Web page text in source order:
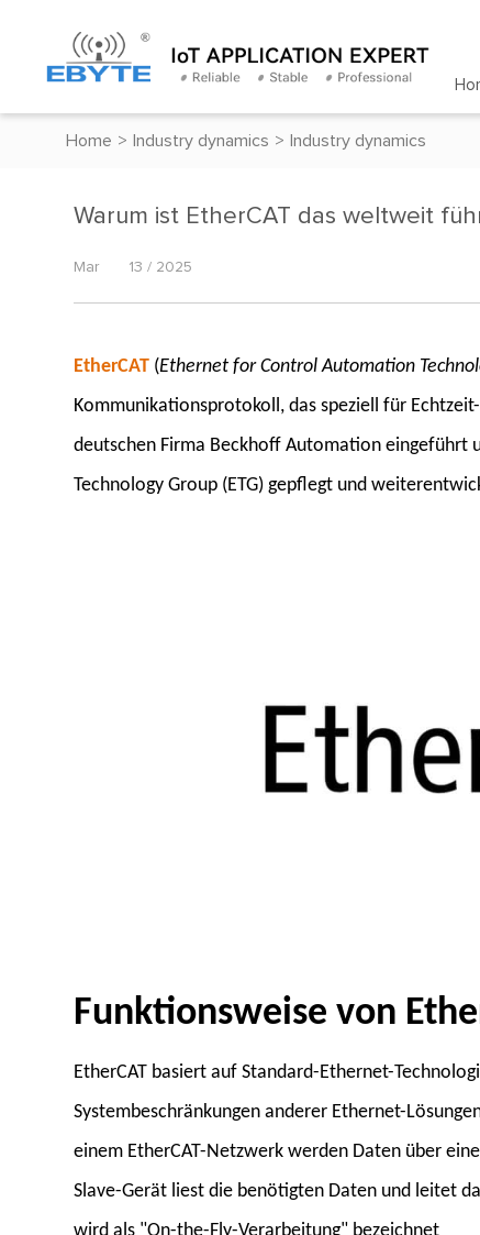
Home > Industry dynamics > Industry dynamics
Warum ist EtherCAT das weltweit
Mar 13 / 2025
EtherCAT (Ethernet for Control Automation
Kommunikationsprotokoll, das speziell für
deutschen Firma Beckhoff Automation eingeführt
Technology Group (ETG) gepflegt und
Funktionsweise von
EtherCAT basiert auf Standard-Ethernet-
Systembeschränkungen anderer Ethernet-
einem EtherCAT-Netzwerk werden Daten über
Slave-Gerät liest die benötigten Daten und leitet